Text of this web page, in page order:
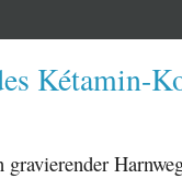
Kétamin-